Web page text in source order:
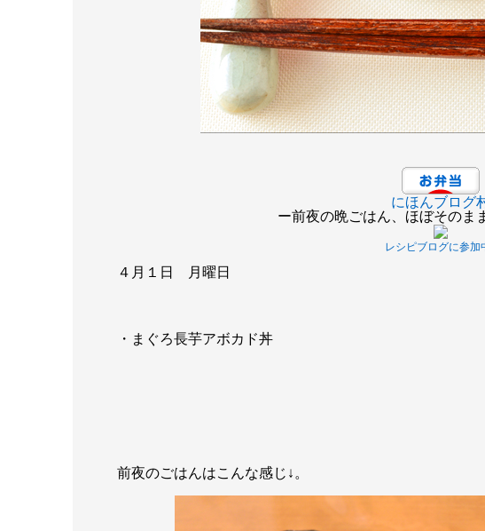
にほんブログ
ー前夜の晩ごはん、ほぼそのま
レシピブログに参加
４月１日 月曜日
・まぐろ長芋アボカド丼
前夜のごはんはこんな感じ↓。